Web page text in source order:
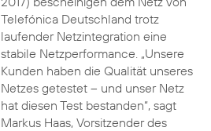
Telefónica Deutschland trotz
laufender Netzintegration eine
stabile Netzperformance. „Unsere
Kunden haben die Qualität unseres
Netzes getestet – und unser Netz
hat diesen Test bestanden“, sagt
Markus Haas, Vorsitzender des